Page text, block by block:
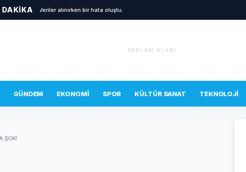
DAKİKA Veriler alınırken bir hata oluştu.
REKLAM ALANI
GÜNDEM EKONOMI SPOR KÜLTÜR SANAT TEKNOLOJI
ŞOK!